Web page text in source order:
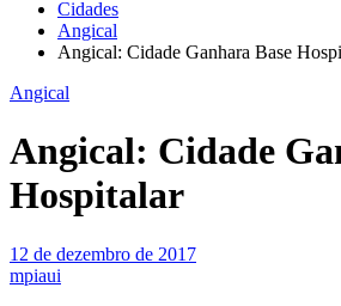
Cidades
Angical
Angical: Cidade Ganhara Base
Angical
Angical: Cidade
Hospitalar
12 de dezembro de 2017
mpiaui